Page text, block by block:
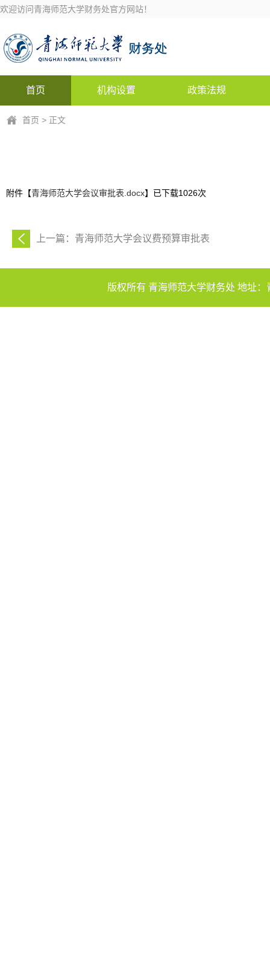
欢迎访问青海师范大学财务处官方网站！
首页 机构设置 政策法规
首页 > 正文
附件【青海师范大学会议审批表.docx】已下载1026次
上一篇：青海师范大学会议费预算审批表
版权所有 青海师范大学财务处 地址